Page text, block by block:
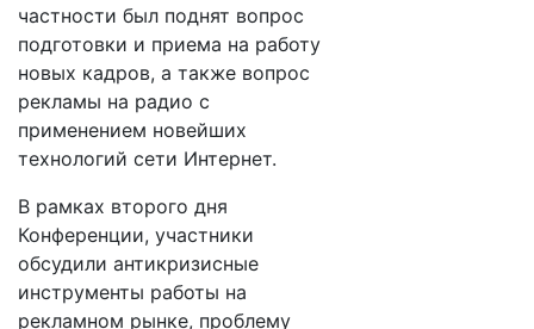
частности был поднят вопрос
подготовки и приема на работу
новых кадров, а также вопрос
рекламы на радио с
применением новейших
технологий сети Интернет.
В рамках второго дня
Конференции, участники
обсудили антикризисные
инструменты работы на
рекламном рынке, проблему